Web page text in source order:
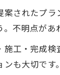
案されたプ
。不明点があ
施工・完成
も大切です。